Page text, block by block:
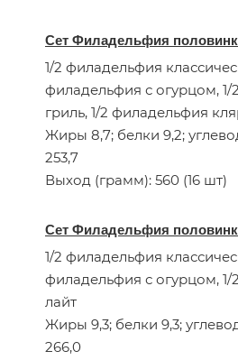
Сет Филадельфия
1/2 филадельфия
филадельфия с огурцом,
гриль, 1/2 филадельфия
Жиры 8,7; белки 9,2;
253,7
Выход (грамм): 560 (16 шт)
Сет Филадельфия
1/2 филадельфия
филадельфия с огурцом,
лайт
Жиры 9,3; белки 9,3;
266,0